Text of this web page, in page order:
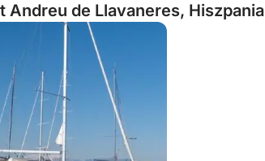
Andreu de Llavaneres, Hiszpania